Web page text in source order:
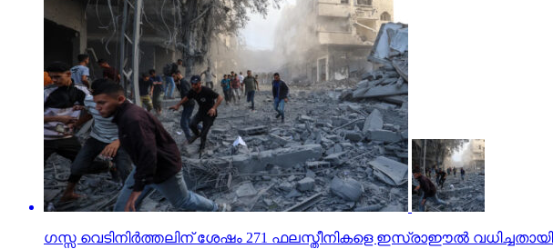
ഗസ്സ വെടിനിര്‍ത്തലിന് ശേഷം 271 ഫലസ്തീനികളെ ഇസ്രാഈല്‍